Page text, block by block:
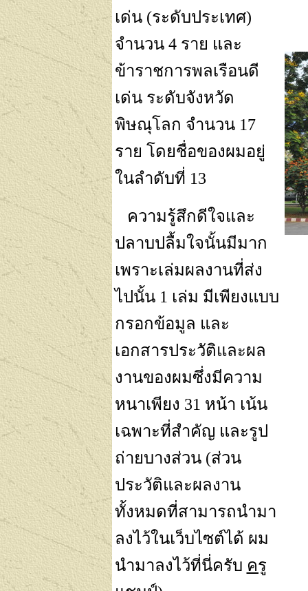
เด่น (ระดับประเทศ)
จำนวน 4 ราย และ
ข้าราชการพลเรือนดี
เด่น ระดับจังหวัด
พิษณุโลก จำนวน 17
ราย โดยชื่อของผมอยู่
ในลำดับที่ 13
ความรู้สึกดีใจและ
ปลาบปลื้มใจนั้นมีมาก
เพราะเล่มผลงานที่ส่ง
ไปนั้น 1 เล่ม มีเพียงแบบ
กรอกข้อมูล และ
เอกสารประวัติและผล
งานของผมซึ่งมีความ
หนาเพียง 31 หน้า เน้น
เฉพาะที่สำคัญ และรูป
ถ่ายบางส่วน (ส่วน
ประวัติและผลงาน
ทั้งหมดที่สามารถนำมา
ลงไว้ในเว็บไซต์ได้ ผม
นำมาลงไว้ที่นี่ครับ ครู